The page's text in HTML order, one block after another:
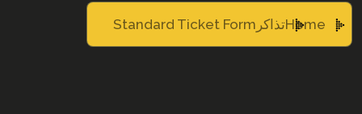
Homeتذاكر Standard Ticket Form